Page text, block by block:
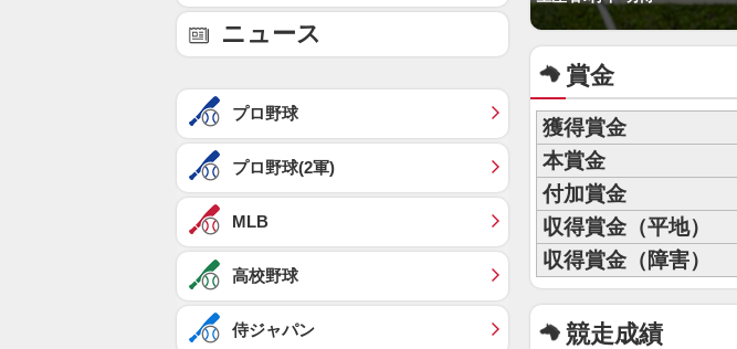
賞金
獲得賞金
本賞金
付加賞金
収得賞金（平地）
収得賞金（障害）
競走成績
ニュース
プロ野球
プロ野球(2軍)
MLB
高校野球
侍ジャパン